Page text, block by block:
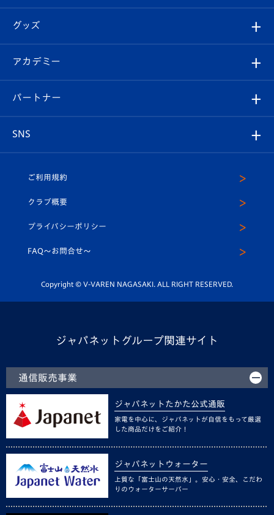
チケット
イベント
メディア
ホームタウン
エンブレム紹介
スタッフプロフィール
マスコット紹介
平和祈念活動
ホームタウン活動
はじめての観戦ガイド
Revive Team
ヴィヴィくんの長崎おもてなしガイド
フォトギャラリー
スタジアムグルメ
チケット
V-LOVERS（ファンクラブ）
プレイヤーズスイート
グッズ
オンラインショップ
店舗情報
アカデミー
育成からのお知らせ
U-18
スクール
パートナー
SNS
ヴィヴィくんインスタグラム
公式LINE＠
ご利用規約
クラブ概要
プライバシーポリシー
FAQ〜お問合せ〜
Copyright © V-VAREN NAGASAKI. ALL RIGHT RESERVED.
ジャパネットグループ関連サイト
通信販売事業
ジャパネットたかた公式通販
家電を中心に、ジャパネットが自信をもって厳選
した商品だけをご紹介！
ジャパネットウォーター
上質な「富士山の天然水」。安心・安全、こだわ
りのウォーターサーバー